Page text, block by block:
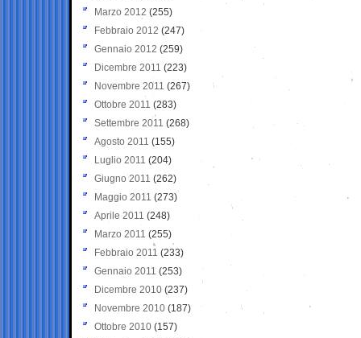
Marzo 2012 (255)
Febbraio 2012 (247)
Gennaio 2012 (259)
Dicembre 2011 (223)
Novembre 2011 (267)
Ottobre 2011 (283)
Settembre 2011 (268)
Agosto 2011 (155)
Luglio 2011 (204)
Giugno 2011 (262)
Maggio 2011 (273)
Aprile 2011 (248)
Marzo 2011 (255)
Febbraio 2011 (233)
Gennaio 2011 (253)
Dicembre 2010 (237)
Novembre 2010 (187)
Ottobre 2010 (157)